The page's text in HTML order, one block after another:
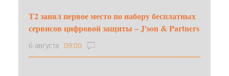
Т2 занял первое место по набору бесплатных
сервисов цифровой защиты – J'son & Partners
6 августа 09:00